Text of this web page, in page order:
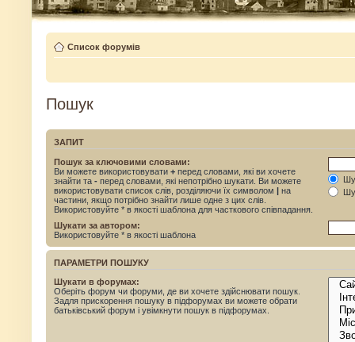
Список форумів
Пошук
ЗАПИТ
Пошук за ключовими словами:
Ви можете використовувати + перед словами, які ви хочете
знайти та - перед словами, які непотрібно шукати. Ви можете
використовувати список слів, розділяючи їх символом | на
частини, якщо потрібно знайти лише одне з цих слів.
Використовуйте * в якості шаблона для часткового співпадання.
Шукати за автором:
Використовуйте * в якості шаблона
ПАРАМЕТРИ ПОШУКУ
Шукати в форумах:
Оберіть форум чи форуми, де ви хочете здійснювати пошук.
Задля прискорення пошуку в підфорумах ви можете обрати
батьківський форум і увімкнути пошук в підфорумах.